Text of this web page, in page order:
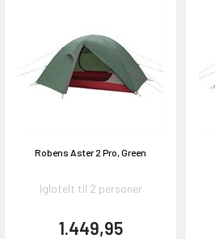
Robens Aster 2 Pro, Green
Iglotelt til 2 personer
1.449,95